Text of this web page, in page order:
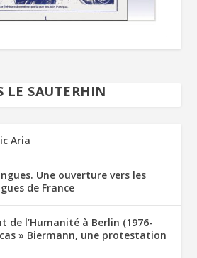
LE SAUTERHIN
Aria
Une ouverture vers les
de France
de l’Humanité à Berlin (1976-
cas » Biermann, une protestation